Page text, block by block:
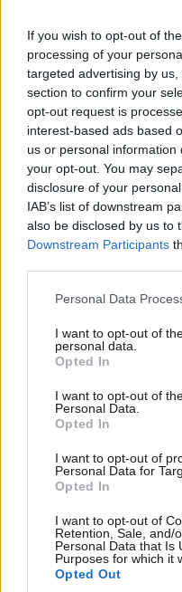
If you wish to opt-out of
processing of your
targeted advertising by
section to confirm your
opt-out request is
interest-based ads based
us or personal
your opt-out. You may
disclosure of your
IAB’s list of downstream
also be disclosed by us to
Downstream Participants
Please note that this
not limited to your visit or
grant or deny consent to
use your data for below
consent section.
Personal Data
I want to opt-out of
personal data.
Opted In
I want to opt-out of
Personal Data.
Opted In
I want to opt-out of
Personal Data for
Opted In
I want to opt-out of
Retention, Sale, and/
Personal Data that Is
Purposes for which it
Opted Out
Αφαιρέθηκαν
βίντεο της
Ντόναλντ Τραμπ
«Τον βρήκαμε
διευκρινίζει για